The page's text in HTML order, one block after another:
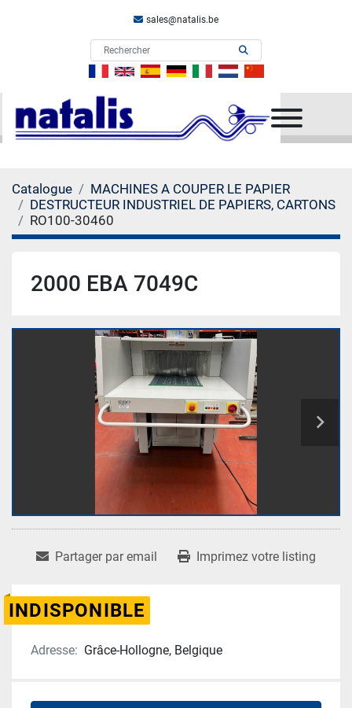
sales@natalis.be
Catalogue
MACHINES A COUPER LE PAPIER
DESTRUCTEUR INDUSTRIEL DE PAPIERS, CARTONS
RO100-30460
2000 EBA 7049C
Partager par email Imprimez votre listing
INDISPONIBLE
Adresse: Grâce-Hollogne, Belgique